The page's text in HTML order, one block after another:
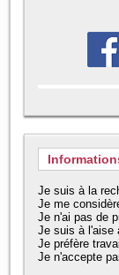
Je suis à la
Je me
Je n'ai pas de
Je suis à l'aise
Je préfère
Je n'accepte